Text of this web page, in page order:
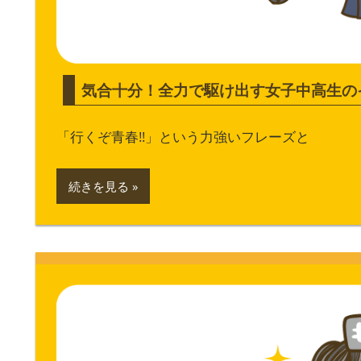
気合十分！全力で駆け出す女子中高生
「行くぞ青春!!」という力強いフレーズと
続きを見る